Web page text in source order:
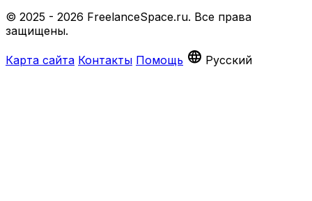
© 2025 - 2026 FreelanceSpace.ru. Все права
защищены.
Карта сайта Контакты Помощь language Русский